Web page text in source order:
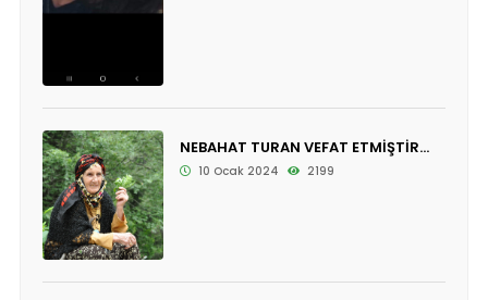
NEBAHAT TURAN VEFAT ETMİŞTİR...
10 Ocak 2024 2199